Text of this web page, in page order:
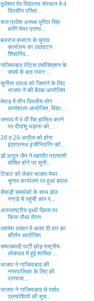
दूधेश्वर वेद विद्यालय संस्थान मे 4
दिवसीय परिक्षा...
कल प्रदेश अध्यक्ष भूपेंदर सिंह
करेंगे मेयर प्रत्या...
बलराज कसाना के चुनाव
कार्यालय का उदघाटन
शिक्षाविद...
गाजियाबाद पेरेंट्स एसोसिएशन के
सघर्ष के बाद रयान ...
सुनीता दयाल को जिताने के लिए
भाजपा ने की बैठक आयोजित
मेवाड़ में तीन दिवसीय योग
कार्यशाला आयोजित, विद्या...
जनपद में 9 वीं रैंक हासिल करने
पर दीपांशु भड़ाना को...
28 व 29 अप्रैल को होगा
इंद्रप्रस्थ इंजीनियरिंग कॉ...
डॉ.अतुल जैन ने महापौर प्रत्याशी
घोषित होने पर सुनी...
टिकट को लेकर भाजपा मेयर
चुनाव कार्यालय पर हुआ बवाल
सैकड़ों समर्थकों के साथ ढोल
नगाड़े से पहुंची आप प्...
अंतरराष्ट्रीय पृथ्वी दिवस पर
किया पौधा रोपन
दशमेश दरबार में आसा दी वार का
कीर्तन आयोजित
समाजवादी पार्टी छोड़ राष्ट्रीय
लोकदल में हुई शामिल ...
भाजपा ने गाजियाबाद की
नगरपालिका के लिए की
प्रत्याश...
भाजपा ने गाजियाबाद से पार्षद
प्रत्याशियों की सूच...